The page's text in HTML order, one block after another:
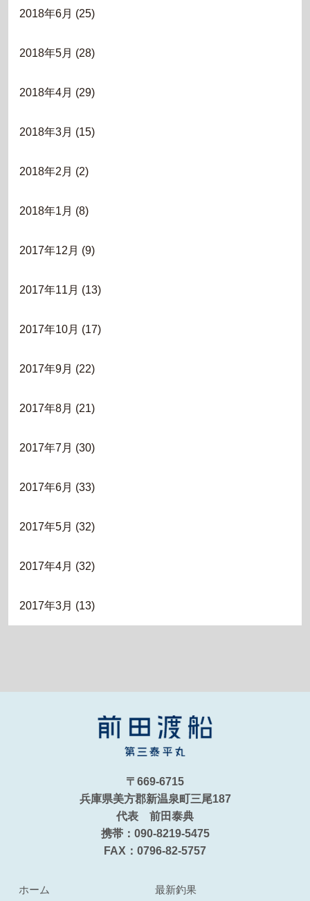
2018年6月 (25)
2018年5月 (28)
2018年4月 (29)
2018年3月 (15)
2018年2月 (2)
2018年1月 (8)
2017年12月 (9)
2017年11月 (13)
2017年10月 (17)
2017年9月 (22)
2017年8月 (21)
2017年7月 (30)
2017年6月 (33)
2017年5月 (32)
2017年4月 (32)
2017年3月 (13)
〒669-6715
兵庫県美方郡新温泉町三尾187
代表 前田泰典
携帯：090-8219-5475
FAX：0796-82-5757
ホーム
最新釣果